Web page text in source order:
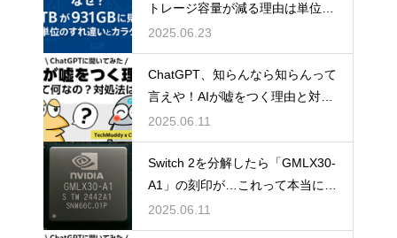
トレージ容量が減る理由は単位の
すれ違い
2025.06.23
ChatGPT、知らんなら知らんって
言えや！AIが嘘をつく理由と対策
方法について
2025.06.11
Switch 2を分解したら「GMLX30-
A1」の刻印が…これって本当にT
egraなの？
2025.06.11